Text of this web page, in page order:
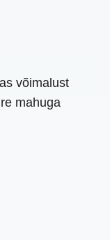
võimalust
mahuga